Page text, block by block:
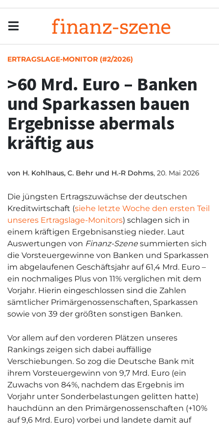
ERTRAGSLAGE-MONITOR (#2/2026)
>60 Mrd. Euro – Banken
und Sparkassen bauen
Ergebnisse abermals
kräftig aus
von H. Kohlhaus, C. Behr und H.-R Dohms, 20. Mai 2026
Die jüngsten Ertragszuwächse der deutschen
Kreditwirtschaft (siehe letzte Woche den ersten Teil
unseres Ertragslage-Monitors) schlagen sich in
einem kräftigen Ergebnisanstieg nieder. Laut
Auswertungen von Finanz-Szenesummierten sich
die Vorsteuergewinne von Banken und Sparkassen
im abgelaufenen Geschäftsjahr auf 61,4 Mrd. Euro –
ein nochmaliges Plus von 11% verglichen mit dem
Vorjahr. Hierin eingeschlossen sind die Zahlen
sämtlicher Primärgenossenschaften, Sparkassen
sowie von 39 der größten sonstigen Banken.
Vor allem auf den vorderen Plätzen unseres
Rankings zeigen sich dabei auffällige
Verschiebungen. So zog die Deutsche Bank mit
ihrem Vorsteuergewinn von 9,7 Mrd. Euro (ein
Zuwachs von 84%, nachdem das Ergebnis im
Vorjahr unter Sonderbelastungen gelitten hatte)
hauchdünn an den Primärgenossenschaften (+10%
auf 9,6 Mrd. Euro) vorbei und landete damit auf